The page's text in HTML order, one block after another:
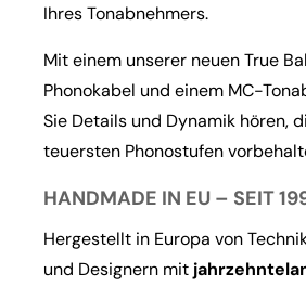
Ihres Tonabnehmers.
Mit einem unserer neuen True
Phonokabel und einem MC-
Sie Details und Dynamik hören,
teuersten Phonostufen
HANDMADE IN EU – SEIT
Hergestellt in Europa von
und Designern mit